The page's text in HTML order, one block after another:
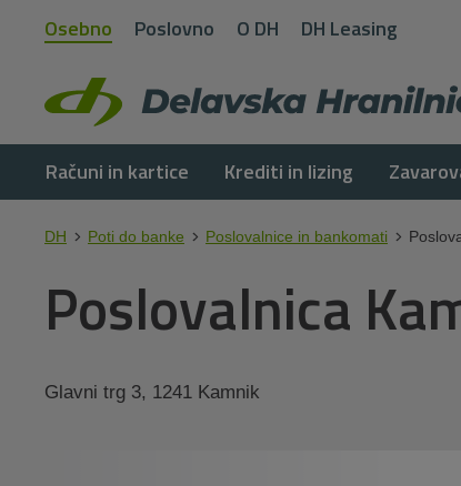
Osebno Poslovno O DH DH Leasing
Računi in kartice Krediti in lizing
DH Poti do banke Poslovalnice in bankomati
Poslovalnica
Glavni trg 3, 1241 Kamnik